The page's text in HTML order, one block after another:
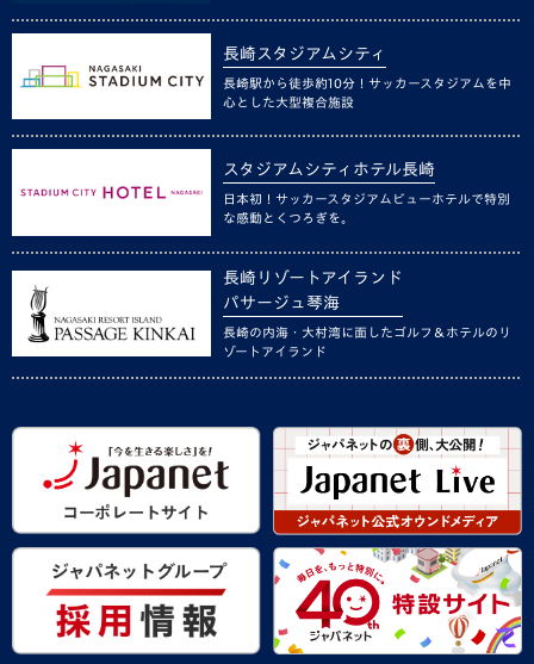
長崎スタジアムシティ
長崎駅から徒歩約10分！サッカースタジアムを中
心とした大型複合施設
スタジアムシティホテル長崎
日本初！サッカースタジアムビューホテルで特別
な感動とくつろぎを。
長崎リゾートアイランド
パサージュ琴海
長崎の内海・大村湾に面したゴルフ＆ホテルのリ
ゾートアイランド